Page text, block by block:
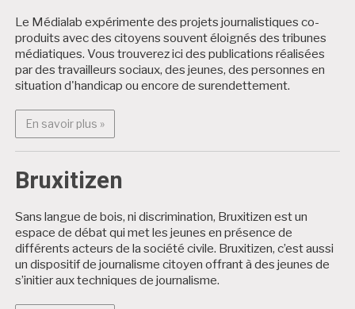
Le Médialab expérimente des projets journalistiques co-
produits avec des citoyens souvent éloignés des tribunes
médiatiques. Vous trouverez ici des publications réalisées
par des travailleurs sociaux, des jeunes, des personnes en
situation d'handicap ou encore de surendettement.
En savoir plus »En savoir plus : Projets citoyens
Bruxitizen
Sans langue de bois, ni discrimination, Bruxitizen est un
espace de débat qui met les jeunes en présence de
différents acteurs de la société civile. Bruxitizen, c’est aussi
un dispositif de journalisme citoyen offrant à des jeunes de
s’initier aux techniques de journalisme.